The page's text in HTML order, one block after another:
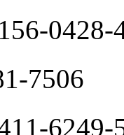
0428-
7506
6249-